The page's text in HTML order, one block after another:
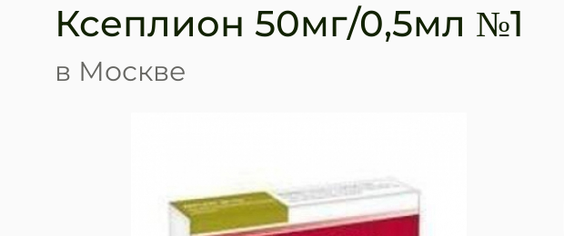
Ксеплион 50мг/0,5мл №1
в Москве